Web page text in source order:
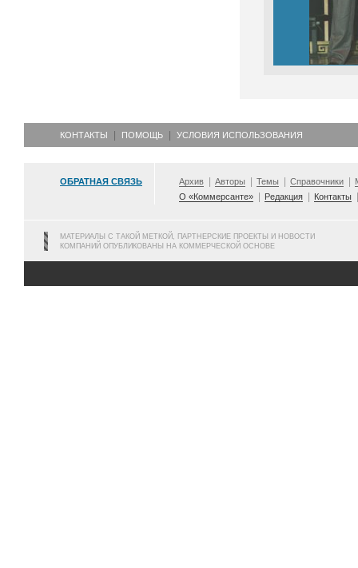
КОНТАКТЫ ПОМОЩЬ УСЛОВИЯ ИСПОЛЬЗОВАНИЯ
ОБРАТНАЯ СВЯЗЬ Архив Авторы Темы Справочники
О «Коммерсанте»
Редакция Контакты
МАТЕРИАЛЫ С ТАКОЙ МЕТКОЙ, ПАРТНЕРСКИЕ ПРОЕКТЫ И НОВОСТИ
КОМПАНИЙ ОПУБЛИКОВАНЫ НА КОММЕРЧЕСКОЙ ОСНОВЕ